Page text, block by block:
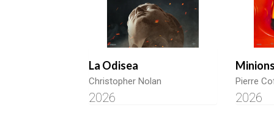
La Odisea
Christopher Nolan
2026
Pierre
2026